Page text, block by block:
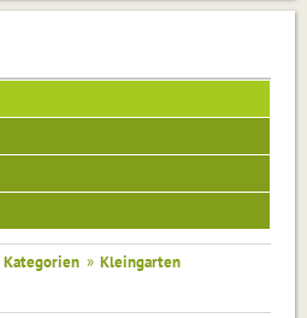
Kategorien » Kleingarten